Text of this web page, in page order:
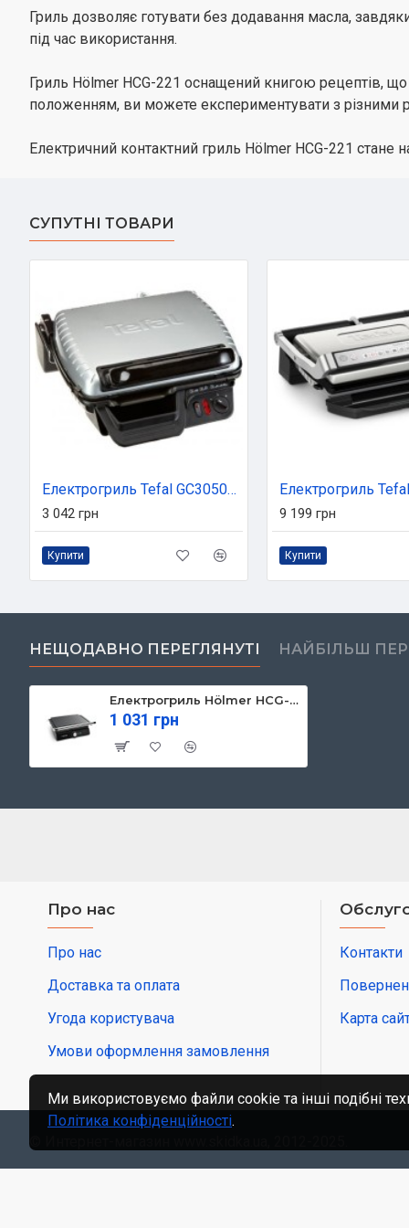
Гриль дозволяє готувати без додавання масла,
під час використання.
Гриль Hölmer HCG-221 оснащений книгою рецептів,
положенням, ви можете експериментувати з різними
Електричний контактний гриль Hölmer HCG-221 стане
СУПУТНІ ТОВАРИ
Електрогриль Tefal GC305012
3 042 грн
Купити
9 199 грн
Купити
НЕЩОДАВНО ПЕРЕГЛЯНУТІ НАЙБІЛЬШ
Електрогриль Hölmer HCG-221
1 031 грн
Про нас
Про нас
Доставка та оплата
Угода користувача
Умови оформлення замовлення
Контакти
Карта
Ми використовуємо файли cookie та інші подібні
Політика конфіденційності.